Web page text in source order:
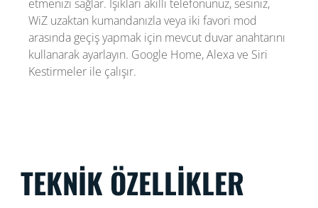
etmenizi sağlar. Işıkları akıllı telefonunuz, sesiniz,
WiZ uzaktan kumandanızla veya iki favori mod
arasında geçiş yapmak için mevcut duvar anahtarını
kullanarak ayarlayın. Google Home, Alexa ve Siri
Kestirmeler ile çalışır.
TEKNIK ÖZELLIKLER